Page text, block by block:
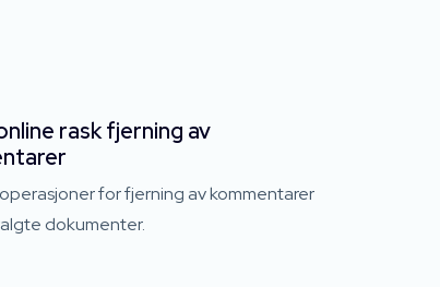
rask fjerning av
for fjerning av kommentarer
dokumenter.